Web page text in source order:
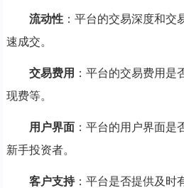
流动性：平台的交易深度和交
速成交。
交易费用 ：平台的交易费用是
现费等。
用户界面：平台的用户界面是
新手投资者。
客户支持：平台是否提供及时